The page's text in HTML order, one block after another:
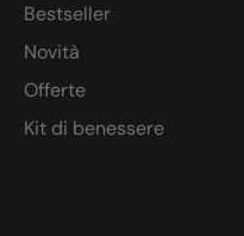
Bestseller
Novità
Offerte
Kit di benessere